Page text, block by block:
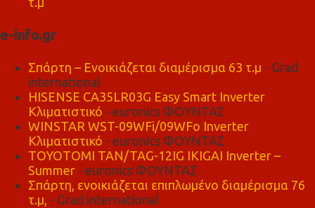
e-info.gr
Σπάρτη – Ενοικιάζεται διαμέρισμα 63 τ.μ - Grad
international
HISENSE CA35LR03G Easy Smart Inverter
Κλιματιστικό - euronics ΦΟΥΝΤΑΣ
WINSTAR WST-09WFi/09WFo Inverter
Κλιματιστικό - euronics ΦΟΥΝΤΑΣ
TOYOTOMI TAN/TAG-12IG IKIGAI Inverter –
Summer - euronics ΦΟΥΝΤΑΣ
Σπάρτη, ενοικιάζεται επιπλωμένο διαμέρισμα 76
τ.μ, - Grad international